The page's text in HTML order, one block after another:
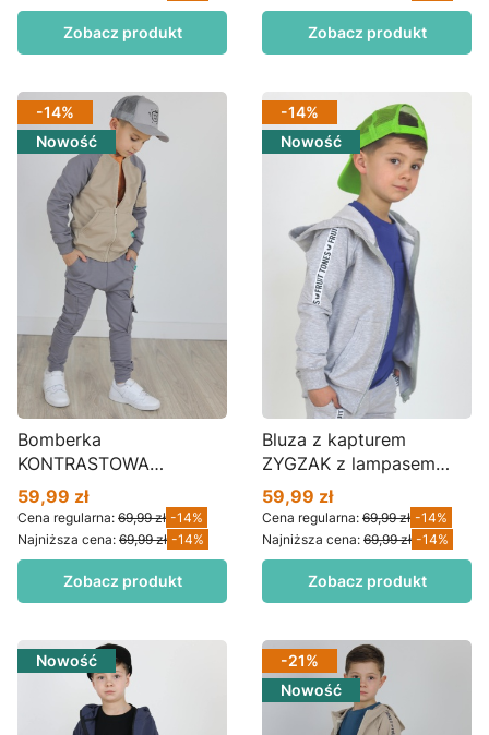
Zobacz produkt Zobacz produkt
-14%
Nowość
Bomberka
KONTRASTOWA
KIESZONKA beż z
ołówkiem BZ02
Cena promocyjna
59,99 zł
Cena regularna: 69,99 zł -14%
Najniższa cena: 69,99 zł -14%
Zobacz produkt
-14%
Nowość
Bluza z kapturem
ZYGZAK z lampasem
FRUIT szary melanż
BZ01bx
Cena promocyjna
59,99 zł
Cena regularna: 69,99 zł -14%
Najniższa cena: 69,99 zł -14%
Zobacz produkt
Nowość
-21%
Nowość